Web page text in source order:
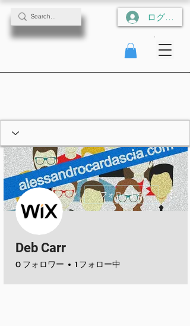
ログイン
フォローする
その
Deb Carr
0 フォロワー 1 フォロー中